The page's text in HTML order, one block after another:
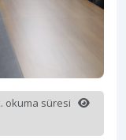
okuma süresi